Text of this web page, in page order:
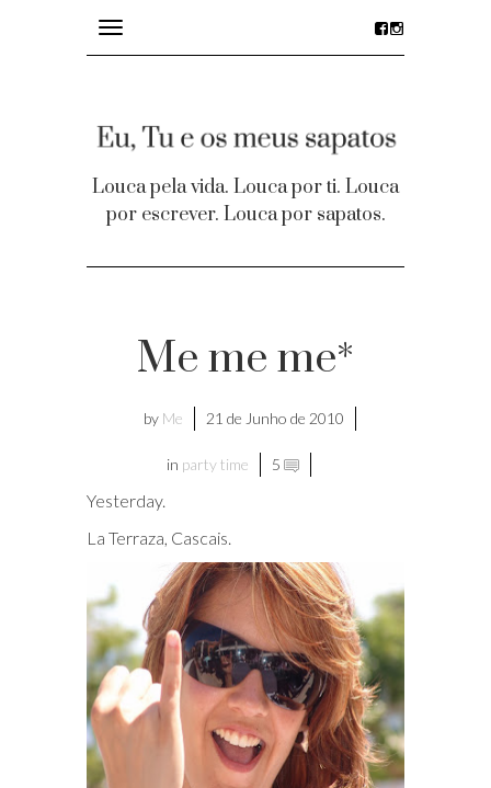
Toggle
navigation
Louca pela vida. Louca por ti. Louca
por escrever. Louca por sapatos.
Me me me*
by Me 21 de Junho de 2010
in party time 5
Yesterday.
La Terraza, Cascais.